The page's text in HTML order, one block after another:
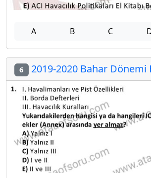
A B C
6 2019-2020 Bahar Dönemi